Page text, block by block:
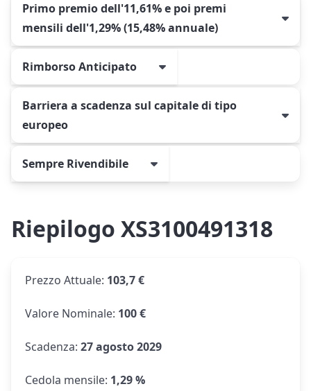
Primo premio dell'11,61% e poi premi
mensili dell'1,29% (15,48% annuale)
Rimborso Anticipato
Barriera a scadenza sul capitale di tipo
europeo
Sempre Rivendibile
Riepilogo XS3100491318
Prezzo Attuale: 103,7 €
Valore Nominale: 100 €
Scadenza: 27 agosto 2029
Cedola mensile: 1,29 %